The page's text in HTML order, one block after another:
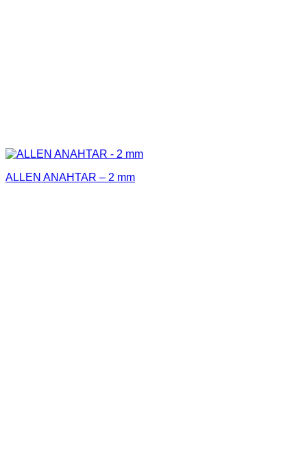
ALLEN ANAHTAR – 2 mm